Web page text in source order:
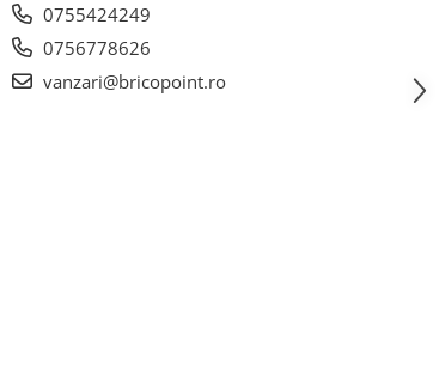
0755424249
0756778626
vanzari@bricopoint.ro